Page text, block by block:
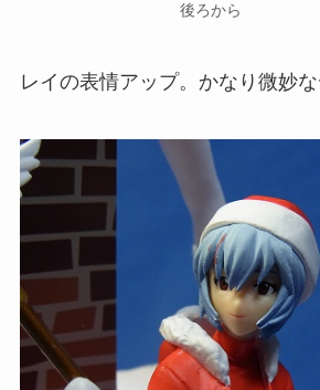
後ろから
レイの表情アップ。かなり微妙な